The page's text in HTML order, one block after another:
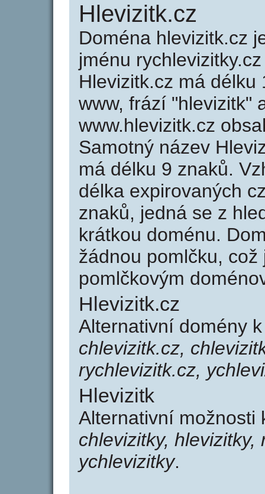
Hlevizitk.cz
Doména hlevizitk.cz
jménu
Hlevizitk.cz má
www, frází "hlevizitk"
www.hlevizitk.cz
Samotný název
má délku 9 znaků.
délka expirovaných
znaků, jedná se z
krátkou doménu.
žádnou pomlčku,
pomlčkovým
Hlevizitk.cz
Alternativní domény
chlevizitk.cz,
rychlevizitk.cz,
Hlevizitk
Alternativní
chlevizitky,
ychlevizitky.